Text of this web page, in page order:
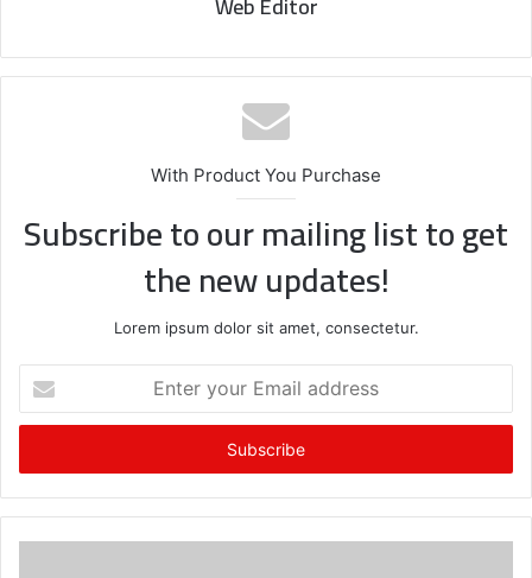
With Product You Purchase
Subscribe to our mailing list to get
the new updates!
Lorem ipsum dolor sit amet, consectetur.
t
r
y